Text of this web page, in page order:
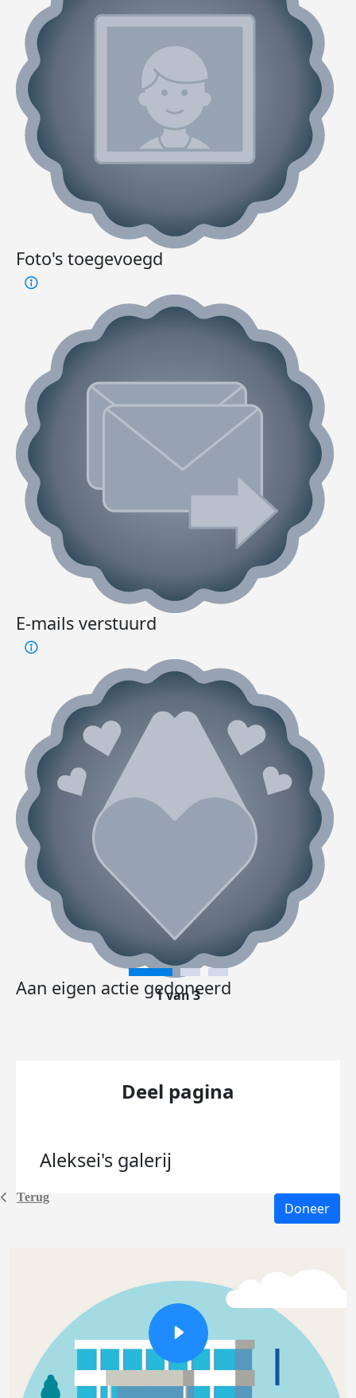
Terug
Foto's toegevoegd
E-mails verstuurd
Aan eigen actie gedoneerd
1 van 3
Deel pagina
Aleksei's galerij
Doneer